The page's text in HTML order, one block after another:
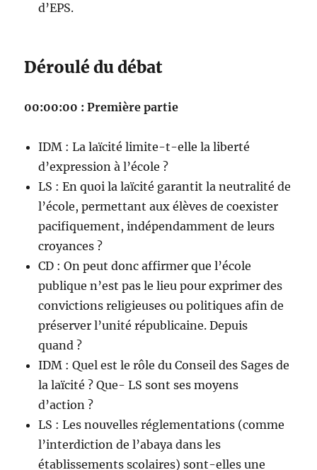
d’EPS.
Déroulé du débat
00:00:00 : Première partie
IDM : La laïcité limite-t-elle la liberté
d’expression à l’école ?
LS : En quoi la laïcité garantit la neutralité de
l’école, permettant aux élèves de coexister
pacifiquement, indépendamment de leurs
croyances ?
CD : On peut donc affirmer que l’école
publique n’est pas le lieu pour exprimer des
convictions religieuses ou politiques afin de
préserver l’unité républicaine. Depuis
quand ?
IDM : Quel est le rôle du Conseil des Sages de
la laïcité ? Que- LS sont ses moyens
d’action ?
LS : Les nouvelles réglementations (comme
l’interdiction de l’abaya dans les
établissements scolaires) sont-elles une